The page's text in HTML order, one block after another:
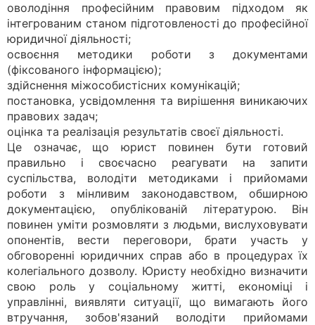
оволодіння професійним правовим підходом як
інтегрованим станом підготовленості до професійної
юридичної діяльності;
освоєння методики роботи з документами
(фіксованого інформацією);
здійснення міжособистісних комунікацій;
постановка, усвідомлення та вирішення виникаючих
правових задач;
оцінка та реалізація результатів своєї діяльності.
Це означає, що юрист повинен бути готовий
правильно і своєчасно реагувати на запити
суспільства, володіти методиками і прийомами
роботи з мінливим законодавством, обширною
документацією, опублікованій літературою. Він
повинен уміти розмовляти з людьми, вислуховувати
опонентів, вести переговори, брати участь у
обговоренні юридичних справ або в процедурах їх
колегіального дозволу. Юристу необхідно визначити
свою роль у соціальному житті, економіці і
управлінні, виявляти ситуації, що вимагають його
втручання, зобов'язаний володіти прийомами